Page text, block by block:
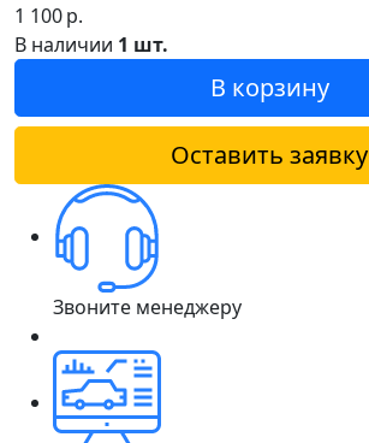
1 100р.
В наличии 1 шт.
В корзину
Оставить заявку
Звоните менеджеру